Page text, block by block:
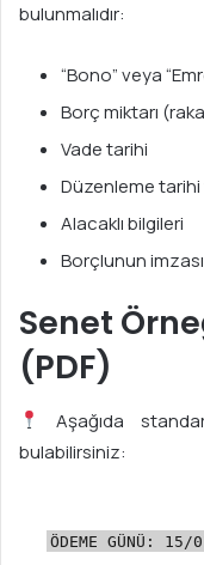
bulunmalıdır:
“Bono” veya
Borç miktarı
Vade tarihi
Düzenleme tarihi
Alacaklı bilgileri
Borçlunun imzası
Senet
(PDF)
Aşağıda
bulabilirsiniz:
ÖDEME GÜNÜ: 15 /